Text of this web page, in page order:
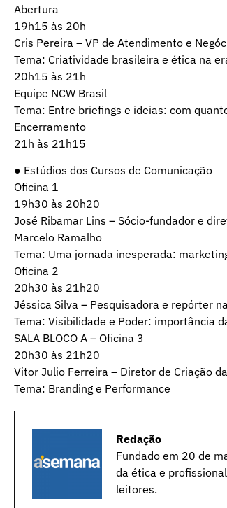
Abertura
19h15 às 20h
Cris Pereira – VP de Atendimento e
Tema: Criatividade brasileira e ética na
20h15 às 21h
Equipe NCW Brasil
Tema: Entre briefings e ideias: com
Encerramento
21h às 21h15
● Estúdios dos Cursos de Comunicação
Oficina 1
19h30 às 20h20
José Ribamar Lins – Sócio-fundador e
Marcelo Ramalho
Tema: Uma jornada inesperada:
Oficina 2
20h30 às 21h20
Jéssica Silva – Pesquisadora e repórter
Tema: Visibilidade e Poder: importância
SALA BLOCO A – Oficina 3
20h30 às 21h20
Vitor Julio Ferreira – Diretor de Criação
Tema: Branding e Performance
Redação
Fundado em 20 de
da ética e
leitores.